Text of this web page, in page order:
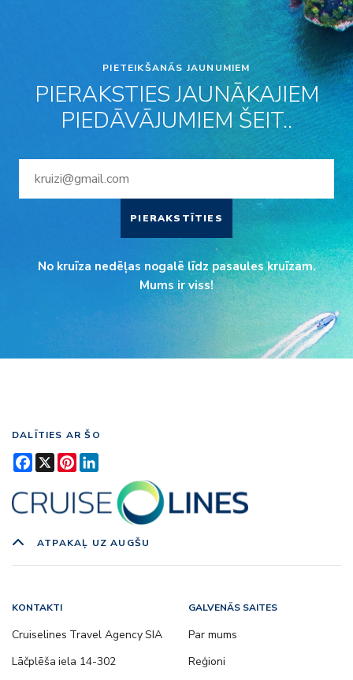
PIETEIKŠANĀS JAUNUMIEM
PIERAKSTIES JAUNĀKAJIEM
PIEDĀVĀJUMIEM ŠEIT..
PIERAKSTĪTIES
No kruīza nedēļas nogalē līdz pasaules kruīzam.
Mums ir viss!
DALĪTIES AR ŠO
Facebook
X Pinterest
ATPAKAĻ UZ AUGŠU
KONTAKTI
Cruiselines Travel Agency SIA
Lāčplēša iela 14-302
GALVENĀS SAITES
Par mums
Reģioni